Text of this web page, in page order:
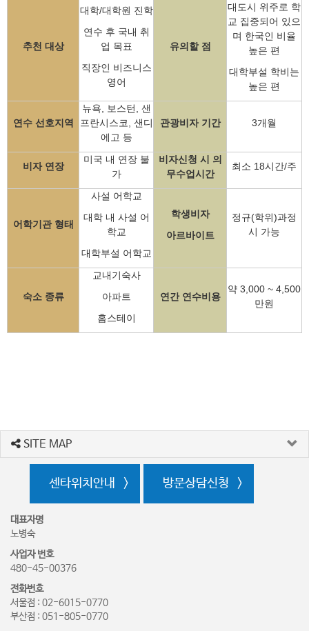
추천 대상
대학/대학원 진학
연수 후 국내 취
업 목표
직장인 비즈니스
영어
유의할 점
대도시 위주로 학
교 집중되어 있으
며 한국인 비율
높은 편
대학부설 학비는
높은 편
연수 선호지역
뉴욕, 보스턴, 샌
프란시스코, 샌디
에고 등
관광비자 기간 3개월
비자 연장
미국 내 연장 불
가
비자신청 시 의
무수업시간​
최소 18시간/주
어학기관 형태
사설 어학교
대학 내 사설 어
학교
대학부설 어학교
학생비자
아르바이트​
정규(학위)과정
시 가능
숙소 종류
교내기숙사
아파트
홈스테이
연간 연수비용
약 3,000 ~ 4,500
만원
SITE MAP
대표자명
노병숙
사업자 번호
480-45-00376
전화번호
서울점 : 02-6015-0770
부산점 : 051-805-0770
센타위치안내 방문상담신청